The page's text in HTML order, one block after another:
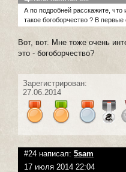
А по подробней расскажите,
такое богоборчество ? В
Вот, вот. Мне тоже очень
это - богоборчество?
Зарегистрирован:
27.06.2014
#24 написал: 5sam
17 июля 2014 22:04